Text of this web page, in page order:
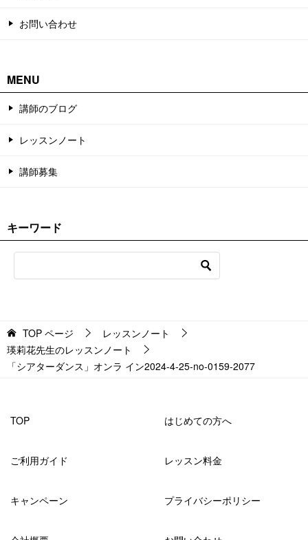
お問い合わせ
MENU
講師のブログ
レッスンノート
講師募集
キーワード
TOP ページ
レッスンノート
瑛莉花先生のレッスンノート
「シアターダンス」オンラ イン2024-4-25-no-0159-2077
TOP はじめての方へ
ご利用ガイド レッスン料金
キャンペーン プライバシーポリシー